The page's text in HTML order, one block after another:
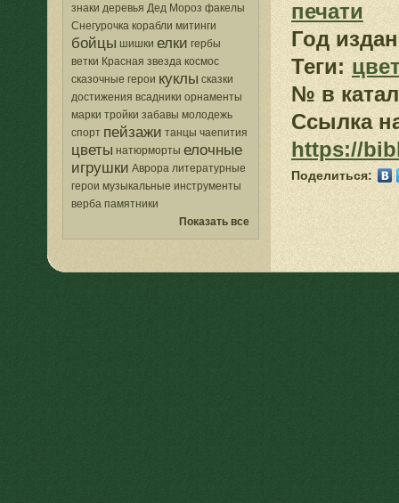
знаки деревья Дед Мороз факелы
Снегурочка корабли митинги
бойцы шишки елки гербы
ветки Красная звезда космос
сказочные герои куклы сказки
достижения всадники орнаменты
марки тройки забавы молодежь
спорт пейзажи танцы чаепития
цветы натюрморты елочные
игрушки Аврора литературные
герои музыкальные инструменты
верба памятники
Показать все
печати
Год
Теги:
№ в
Ссылка
https://
Поделиться: